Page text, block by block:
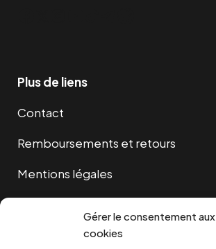
Gérer le consentement aux
cookies
Plus de liens
Contact
Remboursements et retours
Mentions légales